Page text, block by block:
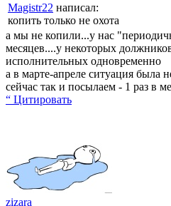
Magistr22 написал:
копить только не охота
а мы не копили...у нас
месяцев....у некоторых
исполнительных одновременно
а в марте-апреле ситуация была
сейчас так и посылаем - 1 раз в
“ Цитировать
zizara